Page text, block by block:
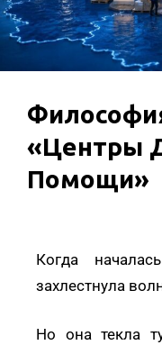
«Центры
Помощи»
Когда
захлестнула
Но она текла